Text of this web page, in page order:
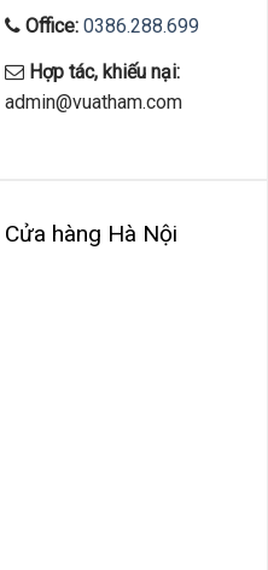
Office: 0386.288.699
Hợp tác, khiếu nại:
admin@vuatham.com
Cửa hàng Hà Nội